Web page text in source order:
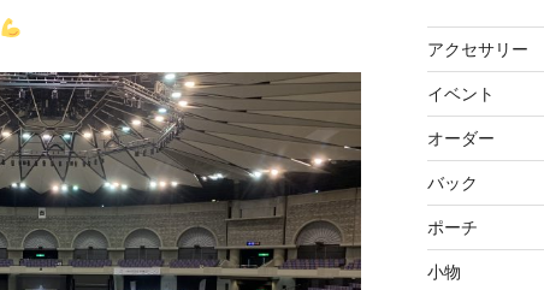
アクセサリー
イベント
オーダー
バック
ポーチ
小物